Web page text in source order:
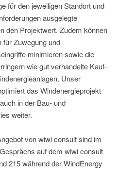
für den jeweiligen Standort und
ausgelegte
den Projektwert. Zudem können
für Zuwegung und
minimieren sowie die
wie gut verhandelte Kauf-
Unser
das Windenergieprojekt
in der Bau- und
weiter.
von wiwi consult sind im
auf dem wiwi consult
215 während der WindEnergy